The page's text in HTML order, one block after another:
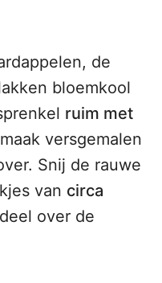
de
bloemkool
ruim met
versgemalen
Snij de rauwe
van circa
over de